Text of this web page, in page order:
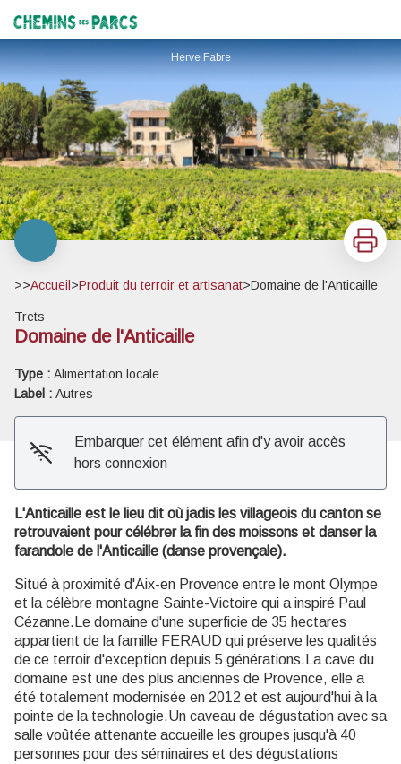
Chemins des Parcs
Herve Fabre
Imprimer
>>Accueil >Produit du terroir et artisanat>Domaine de l'Anticaille
Trets
Domaine de l'Anticaille
Type : Alimentation locale
Label : Autres
Embarquer cet élément afin d'y avoir accès
hors connexion
L'Anticaille est le lieu dit où jadis les villageois du canton se
retrouvaient pour célébrer la fin des moissons et danser la
farandole de l'Anticaille (danse provençale).
Situé à proximité d'Aix-en Provence entre le mont Olympe
et la célèbre montagne Sainte-Victoire qui a inspiré Paul
Cézanne.Le domaine d'une superficie de 35 hectares
appartient de la famille FERAUD qui préserve les qualités
de ce terroir d'exception depuis 5 générations.La cave du
domaine est une des plus anciennes de Provence, elle a
été totalement modernisée en 2012 et est aujourd'hui à la
pointe de la technologie.Un caveau de dégustation avec sa
salle voûtée attenante accueille les groupes jusqu'à 40
personnes pour des séminaires et des dégustations